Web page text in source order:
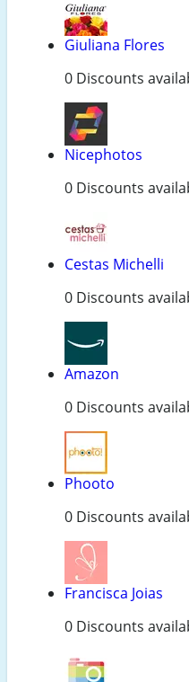
Giuliana Flores
0 Discounts
Nicephotos
0 Discounts
Cestas Michelli
0 Discounts
Amazon
0 Discounts
Phooto
0 Discounts
Francisca Joias
0 Discounts